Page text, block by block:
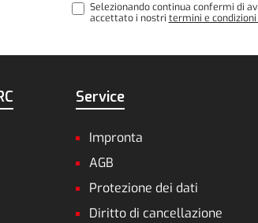
Selezionando continua confermi di
accettato i nostri termini e
Service
Impronta
AGB
Protezione dei dati
Diritto di cancellazione